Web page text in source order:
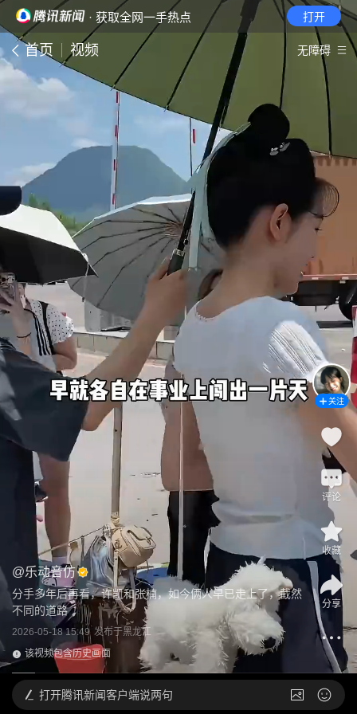
· 获取全网一手热点 打开
首页 视频 无障碍
@乐动音仿
分手多年后再看，许凯和张楠，如今俩人早已走上了，截然
不同的道路
2026-05-18 15:49 发布于黑龙江
该视频包含历史画面
关注
评论
收藏
分享
打开腾讯新闻客户端说两句